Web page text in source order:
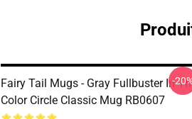
Fairy Tail Mugs - Gray Fullbuster In
Color Circle Classic Mug RB0607
-